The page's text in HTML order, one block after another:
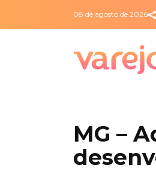
08 de agosto de 2026
MG –